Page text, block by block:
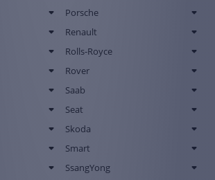
Porsche
Renault
Rolls-Royce
Rover
Saab
Seat
Skoda
Smart
SsangYong